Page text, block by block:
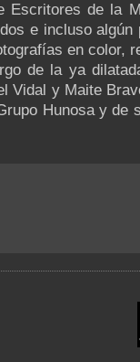
Escritores de la
e incluso algún
en color,
de la ya
Vidal y Maite
Hunosa y de